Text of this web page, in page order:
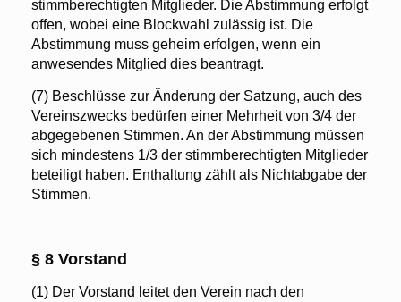
stimmberechtigten Mitglieder. Die Abstimmung erfolgt
offen, wobei eine Blockwahl zulässig ist. Die
Abstimmung muss geheim erfolgen, wenn ein
anwesendes Mitglied dies beantragt.
(7) Beschlüsse zur Änderung der Satzung, auch des
Vereinszwecks bedürfen einer Mehrheit von 3/4 der
abgegebenen Stimmen. An der Abstimmung müssen
sich mindestens 1/3 der stimmberechtigten Mitglieder
beteiligt haben. Enthaltung zählt als Nichtabgabe der
Stimmen.
§ 8 Vorstand
(1) Der Vorstand leitet den Verein nach den